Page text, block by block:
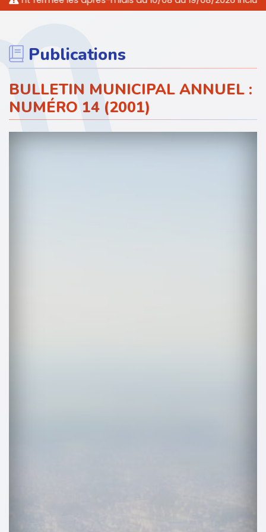
Publications
BULLETIN MUNICIPAL ANNUEL :
NUMÉRO 14 (2001)